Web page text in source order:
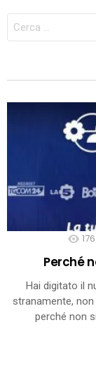
PER:
Perché
Hai digitato il
stranamente,
perché non